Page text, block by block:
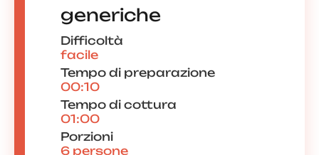
generiche
Difficoltà
facile
Tempo di preparazione
00:10
Tempo di cottura
01:00
Porzioni
6 persone